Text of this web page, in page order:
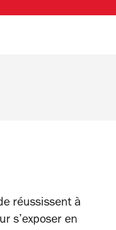
réussissent à
s’exposer en